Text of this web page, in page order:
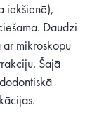
iekšienē),
Daudzi
mikroskopu
Šajā